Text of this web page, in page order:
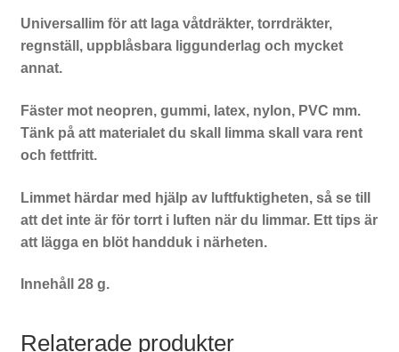
Universallim för att laga våtdräkter, torrdräkter,
regnställ, uppblåsbara liggunderlag och mycket
annat.
Fäster mot neopren, gummi, latex, nylon, PVC mm.
Tänk på att materialet du skall limma skall vara rent
och fettfritt.
Limmet härdar med hjälp av luftfuktigheten, så se till
att det inte är för torrt i luften när du limmar. Ett tips är
att lägga en blöt handduk i närheten.
Innehåll 28 g.
Relaterade produkter